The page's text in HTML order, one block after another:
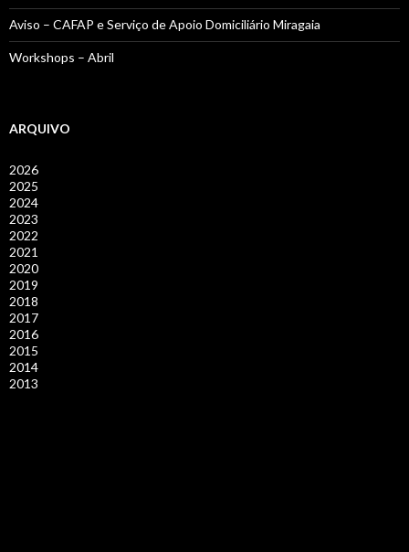
Aviso – CAFAP e Serviço de Apoio Domiciliário Miragaia
Workshops – Abril
ARQUIVO
2026
2025
2024
2023
2022
2021
2020
2019
2018
2017
2016
2015
2014
2013